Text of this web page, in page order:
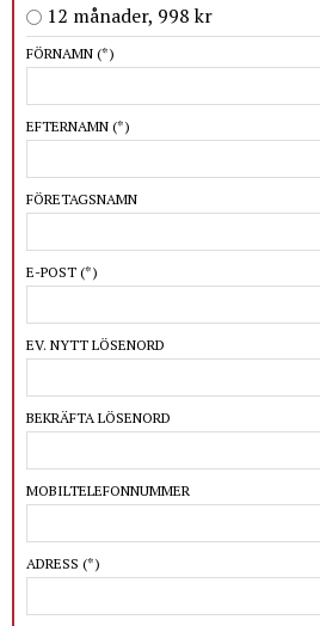
12 månader, 998 kr
FÖRNAMN (*)
EFTERNAMN (*)
FÖRETAGSNAMN
E-POST (*)
EV. NYTT LÖSENORD
BEKRÄFTA LÖSENORD
MOBILTELEFONNUMMER
ADRESS (*)